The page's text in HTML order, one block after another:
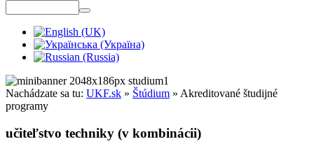
Nachádzate sa tu: UKF.sk » Štúdium » Akreditované študijné
programy
učiteľstvo techniky (v kombinácii)